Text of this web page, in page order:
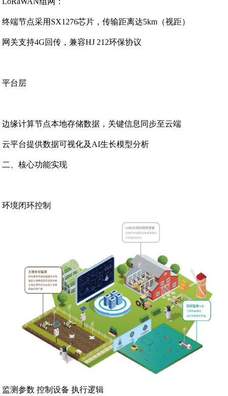
终端节点采用SX1276芯片，传输距离达5km（视距）
网关支持4G回传，兼容HJ 212环保协议
平台层‌
边缘计算节点本地存储数据，关键信息同步至云端
云平台提供数据可视化及AI生长模型分析
二、核心功能实现‌
环境闭环控制‌
监测参数‌ ‌控制设备‌ ‌执行逻辑‌